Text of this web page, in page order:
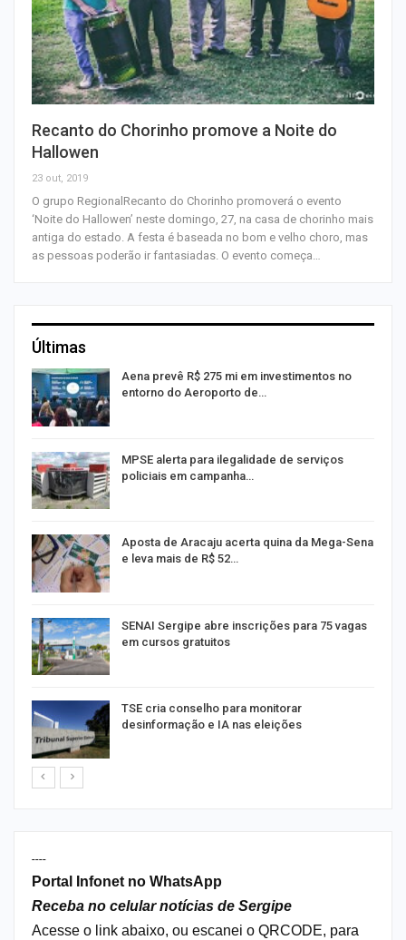
Recanto do Chorinho promove a Noite do
Hallowen
23 out, 2019
O grupo RegionalRecanto do Chorinho promoverá o evento
‘Noite do Hallowen’ neste domingo, 27, na casa de chorinho mais
antiga do estado. A festa é baseada no bom e velho choro, mas
as pessoas poderão ir fantasiadas. O evento começa…
Últimas
Aena prevê R$ 275 mi em investimentos no
entorno do Aeroporto de…
MPSE alerta para ilegalidade de serviços
policiais em campanha…
Aposta de Aracaju acerta quina da Mega-Sena
e leva mais de R$ 52…
SENAI Sergipe abre inscrições para 75 vagas
em cursos gratuitos
TSE cria conselho para monitorar
desinformação e IA nas eleições
----
Portal Infonet no WhatsApp
Receba no celular notícias de Sergipe
Acesse o link abaixo, ou escanei o QRCODE, para